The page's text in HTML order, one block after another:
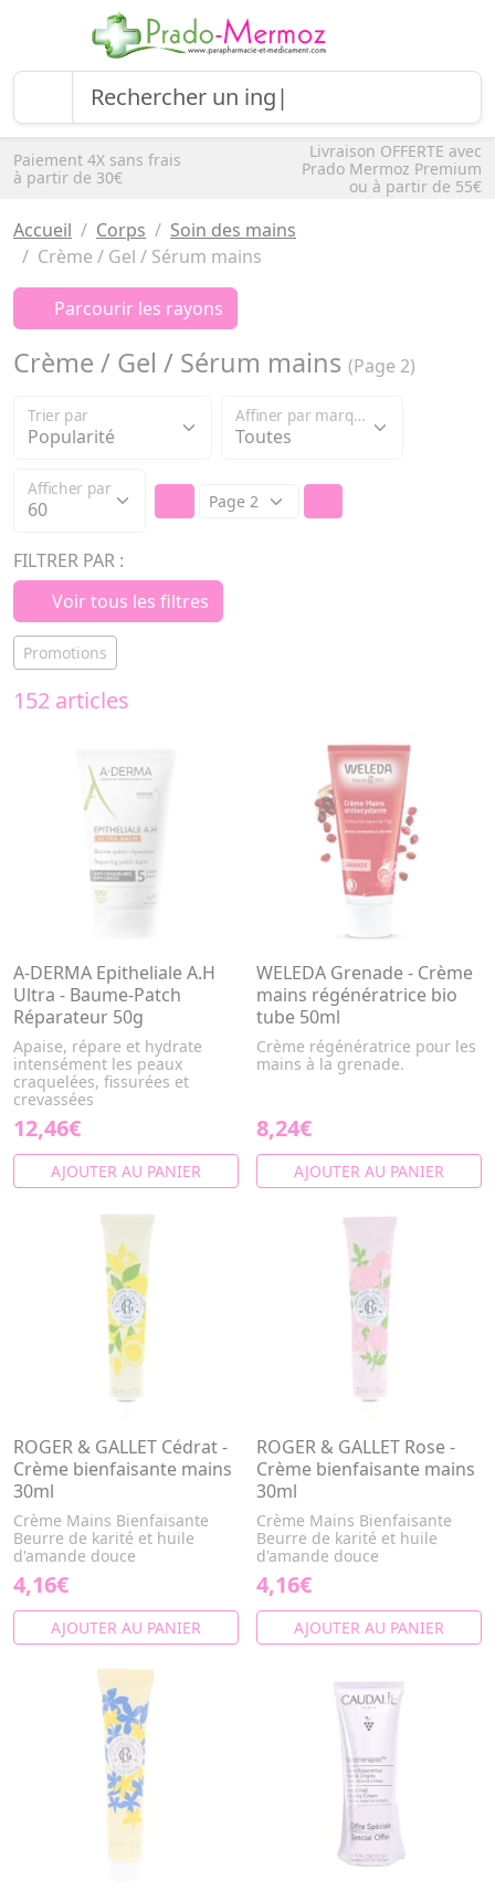
Paiement 4X sans frais
à partir de 30€
Livraison OFFERTE avec
Prado Mermoz Premium
ou à partir de 55€
Accueil Corps
Soin des mains
Crème / Gel / Sérum mains
Parcourir les rayons
Crème / Gel / Sérum mains (Page 2)
Trier par Affiner par marque
Afficher par
FILTRER PAR :
Voir tous les filtres
Promotions
152 articles
A-DERMA Epitheliale A.H
Ultra - Baume-Patch
Réparateur 50g
Apaise, répare et hydrate
intensément les peaux
craquelées, fissurées et
crevassées
12,46€
AJOUTER AU PANIER
WELEDA Grenade - Crème
mains régénératrice bio
tube 50ml
Crème régénératrice pour les
mains à la grenade.
8,24€
AJOUTER AU PANIER
ROGER & GALLET Cédrat -
Crème bienfaisante mains
30ml
Crème Mains Bienfaisante
Beurre de karité et huile
d'amande douce
4,16€
AJOUTER AU PANIER
ROGER & GALLET Rose -
Crème bienfaisante mains
30ml
Crème Mains Bienfaisante
Beurre de karité et huile
d'amande douce
4,16€
AJOUTER AU PANIER